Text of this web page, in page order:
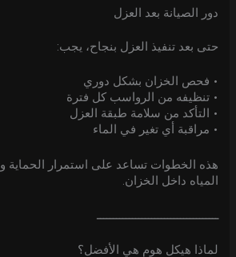
دور الصيانة بعد العزل
حتى بعد تنفيذ العزل بنجاح، يجب:
• فحص الخزان بشكل دوري
• تنظيفه من الرواسب كل فترة
• التأكد من سلامة طبقة العزل
• مراقبة أي تغير في الماء
هذه الخطوات تساعد على استمرار الحماية
المياه داخل الخزان.
ــــــــــــــــــــــــــــــــــــــ
لماذا هيكل هوم هي الأفضل؟